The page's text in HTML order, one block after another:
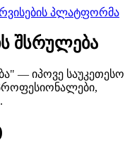
პლატფორმა
შსრულება
— იპოვე საუკეთესო